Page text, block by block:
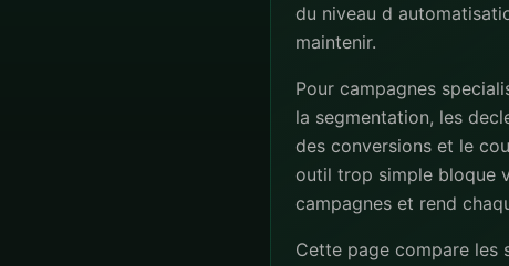
du niveau d
maintenir.
Pour campagnes
la segmentation, les
des conversions et le
outil trop simple bloque
campagnes et rend
Cette page compare les